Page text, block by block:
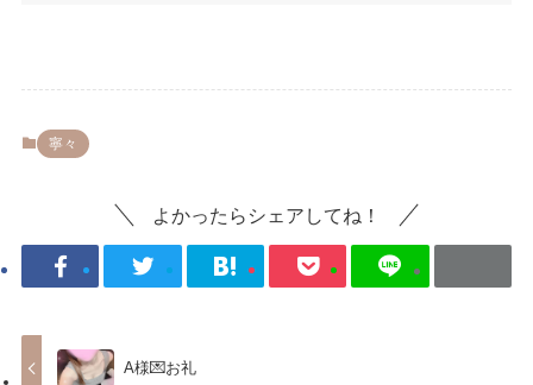
寧々
よかったらシェアしてね！
A様💌お礼